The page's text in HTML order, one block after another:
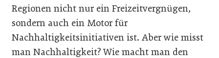
Regionen nicht nur ein Freizeitvergnügen,
sondern auch ein Motor für
Nachhaltigkeitsinitiativen ist. Aber wie misst
man Nachhaltigkeit? Wie macht man den